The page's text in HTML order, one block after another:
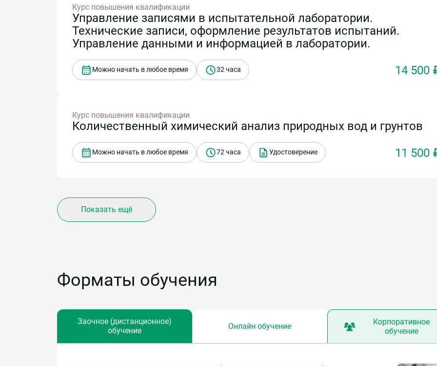
Курс повышения квалификации
Управление записями в испытательной лаборатории.
Технические записи, оформление результатов испытаний.
Управление данными и информацией в лаборатории.
Можно начать в любое время 32 часа 14 500
Курс повышения квалификации
Количественный химический анализ природных вод и грунтов
Можно начать в любое время 72 часа Удостоверение 11 500
Показать ещё
Форматы обучения
Заочное (дистанционное)
обучение
Онлайн обучение
Корпоративное
обучение